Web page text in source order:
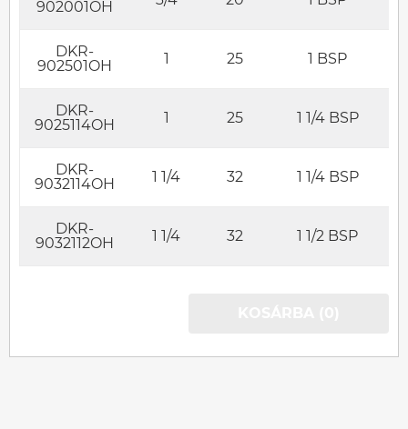
902001OH
DKR-
902501OH
1 25 1 BSP
DKR-
9025114OH
1 25 1 1/4 BSP
DKR-
9032114OH
1 1/4 32 1 1/4 BSP
DKR-
9032112OH
1 1/4 32 1 1/2 BSP